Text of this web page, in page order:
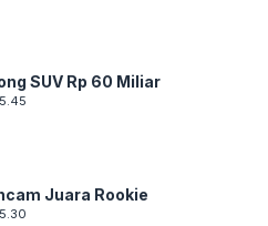
SUV Rp 60 Miliar
Juara Rookie